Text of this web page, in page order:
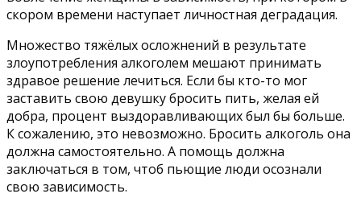
скором времени наступает личностная деградация.
Множество тяжёлых осложнений в результате
злоупотребления алкоголем мешают принимать
здравое решение лечиться. Если бы кто-то мог
заставить свою девушку бросить пить, желая ей
добра, процент выздоравливающих был бы больше.
К сожалению, это невозможно. Бросить алкоголь она
должна самостоятельно. А помощь должна
заключаться в том, чтоб пьющие люди осознали
свою зависимость.